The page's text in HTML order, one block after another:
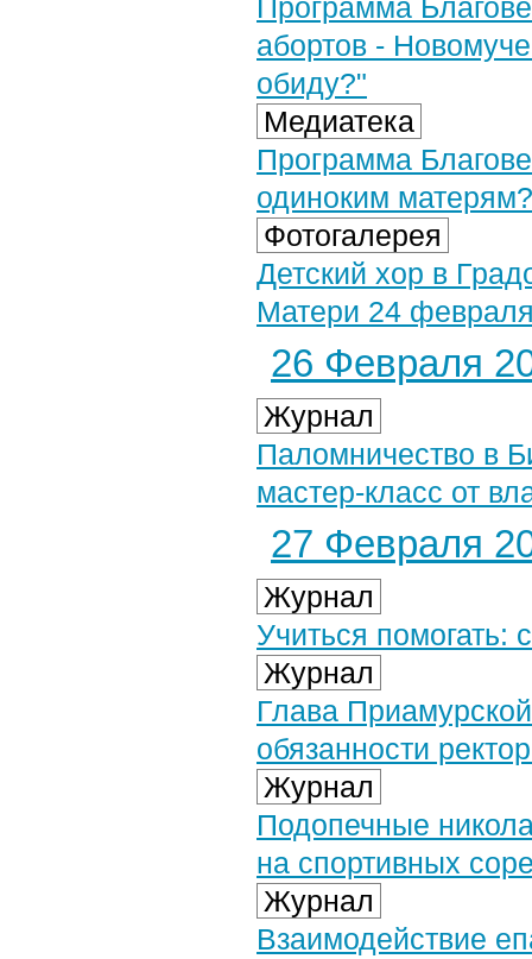
Программа
абортов -
обиду?"
Медиатека
Программа
одиноким
Фотогалерея
Детский хор в
Матери 24
26 Февраля
Журнал
Паломничество в
мастер-класс от
27 Февраля
Журнал
Учиться помогать:
Журнал
Глава
обязанности
Журнал
Подопечные
на спортивных
Журнал
Взаимодействие